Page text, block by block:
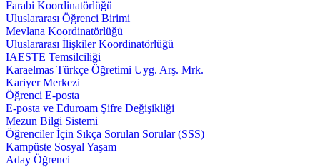
Farabi Koordinatörlüğü
Uluslararası Öğrenci Birimi
Mevlana Koordinatörlüğü
Uluslararası İlişkiler Koordinatörlüğü
IAESTE Temsilciliği
Karaelmas Türkçe Öğretimi Uyg. Arş. Mrk.
Kariyer Merkezi
Öğrenci E-posta
E-posta ve Eduroam Şifre Değişikliği
Mezun Bilgi Sistemi
Öğrenciler İçin Sıkça Sorulan Sorular (SSS)
Kampüste Sosyal Yaşam
Aday Öğrenci